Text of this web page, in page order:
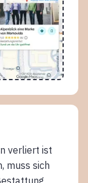
verliert ist
muss sich